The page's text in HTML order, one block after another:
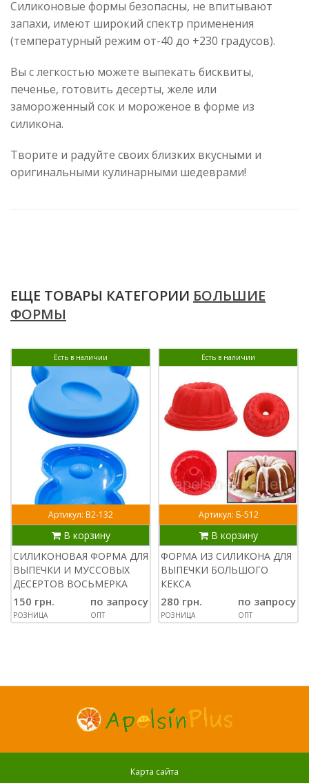
Силиконовые формы безопасны, не впитывают
запахи, имеют широкий спектр применения
(температурный режим от-40 до +230 градусов).
Вы с легкостью можете выпекать бисквиты,
печенье, готовить десерты, желе или
замороженный сок и мороженое в форме из
силикона.
Творите и радуйте своих близких вкусными и
оригинальными кулинарными шедеврами!
ЕЩЕ ТОВАРЫ КАТЕГОРИИ БОЛЬШИЕ
ФОРМЫ
Есть в наличии
Артикул: В2-132
В корзину
СИЛИКОНОВАЯ ФОРМА ДЛЯ
ВЫПЕЧКИ И МУССОВЫХ
ДЕСЕРТОВ ВОСЬМЕРКА
150 грн.
РОЗНИЦА
по запросу
ОПТ
Есть в наличии
Артикул: Б-512
В корзину
ФОРМА ИЗ СИЛИКОНА ДЛЯ
ВЫПЕЧКИ БОЛЬШОГО
КЕКСА
280 грн.
РОЗНИЦА
по запросу
ОПТ
Карта сайта